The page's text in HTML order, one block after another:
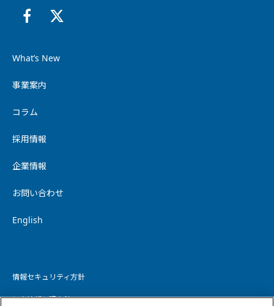
What’s New
事業案内
コラム
採用情報
企業情報
お問い合わせ
English
情報セキュリティ方針
個人情報保護方針